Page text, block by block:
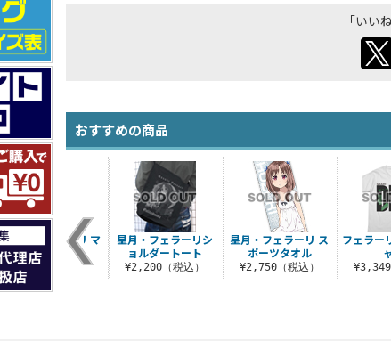
「いい
おすすめの商品
フェラー
¥3,349
星月・フェラーリ マ
グカップ
¥880（税込）
星月・フェラーリシ
ョルダートート
¥2,200（税込）
星月・フェラーリ ス
ポーツタオル
¥2,750（税込）